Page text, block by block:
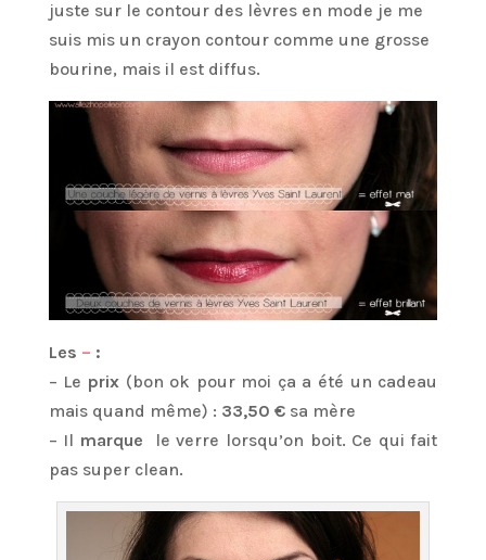
juste sur le contour des lèvres en mode je me
suis mis un crayon contour comme une grosse
bourine, mais il est diffus.
Les – :
– Le prix(bon ok pour moi ça a été un cadeau
mais quand même) : 33,50 €sa mère
– Il marque le verre lorsqu’on boit. Ce qui fait
pas super clean.